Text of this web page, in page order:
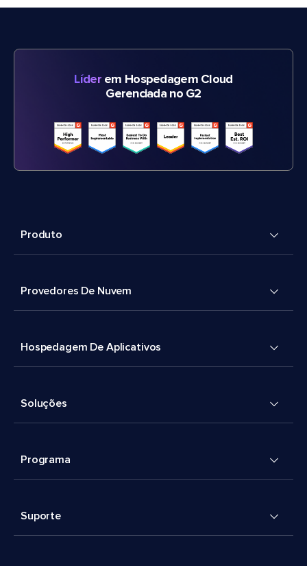
Líderem Hospedagem Cloud
Gerenciada no G2
Produto
Provedores De Nuvem
Hospedagem De Aplicativos
Soluções
Programa
Suporte